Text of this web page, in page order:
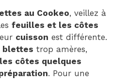
au Cookeo, veillez à
feuilles et les côtes
cuisson est différente.
blettes trop amères,
côtes quelques
. Pour une